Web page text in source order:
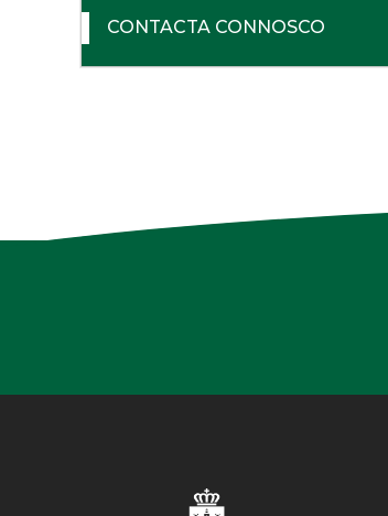
CONTACTA CONNOSCO